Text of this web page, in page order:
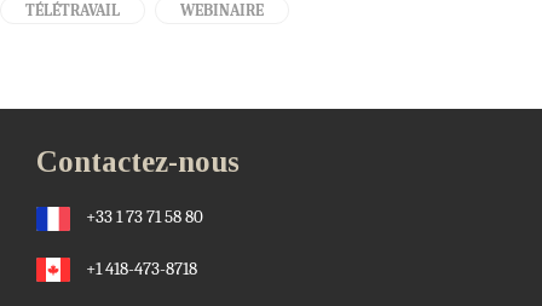
TÉLÉTRAVAIL WEBINAIRE
Contactez-nous
+33 1 73 71 58 80
+1 418-473-8718